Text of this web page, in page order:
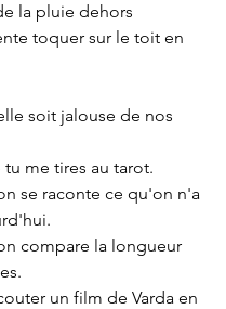
la pluie dehors
toquer sur le toit en
soit jalouse de nos
me tires au tarot.
se raconte ce qu'on n'a
compare la longueur
un film de Varda en